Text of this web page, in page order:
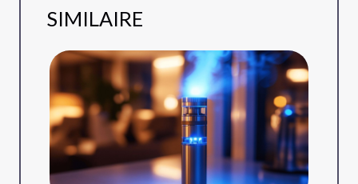
SIMILAIRE